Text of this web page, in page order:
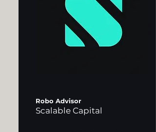
Robo Advisor
Scalable Capital